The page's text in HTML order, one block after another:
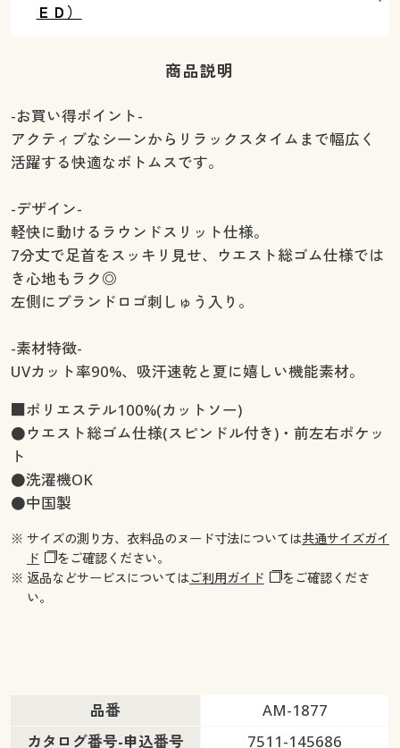
ＥＤ）
商品説明
-お買い得ポイント-
アクティブなシーンからリラックスタイムまで幅広く
活躍する快適なボトムスです。
-デザイン-
軽快に動けるラウンドスリット仕様。
7分丈で足首をスッキリ見せ、ウエスト総ゴム仕様では
き心地もラク◎
左側にブランドロゴ刺しゅう入り。
-素材特徴-
UVカット率90%、吸汗速乾と夏に嬉しい機能素材。
■ポリエステル100%(カットソー)
●ウエスト総ゴム仕様(スピンドル付き)・前左右ポケッ
ト
●洗濯機OK
●中国製
※ サイズの測り方、衣料品のヌード寸法については共通サイズガイ
ド
をご確認ください。
※ 返品などサービスについてはご利用ガイド
をご確認くださ
い。
品番
AM-1877
カタログ番号-申込番号
7511-145686